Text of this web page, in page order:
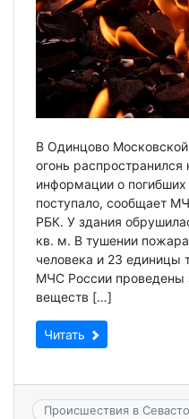
В Одинцово Московской
огонь
информации о
поступало, сообщает
РБК. У здания
кв. м. В тушении
человека и 23 единицы
МЧС России проведены
веществ […]
Читать
Происшествия в